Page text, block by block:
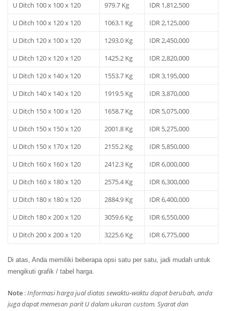
U Ditch 100 x 100 x 120
979.7 Kg
IDR 1,812,500
U Ditch 100 x 120 x 120
1063.1 Kg
IDR 2,125,000
U Ditch 120 x 100 x 120
1293.0 Kg
IDR 2,450,000
U Ditch 120 x 120 x 120
1425.2 Kg
IDR 2,820,000
U Ditch 120 x 140 x 120
1553.7 Kg
IDR 3,195,000
U Ditch 140 x 140 x 120
1919.5 Kg
IDR 3,870,000
U Ditch 150 x 100 x 120
1658.7 Kg
IDR 5,075,000
U Ditch 150 x 150 x 120
2001.8 Kg
IDR 5,275,000
U Ditch 150 x 170 x 120
2155.2 Kg
IDR 5,850,000
U Ditch 160 x 160 x 120
2412.3 Kg
IDR 6,000,000
U Ditch 160 x 180 x 120
2575.4 Kg
IDR 6,300,000
U Ditch 180 x 180 x 120
2884.9 Kg
IDR 6,400,000
U Ditch 180 x 200 x 120
3059.6 Kg
IDR 6,550,000
U Ditch 200 x 200 x 120
3225.6 Kg IDR 6,775,000
Di atas, Anda memiliki beberapa opsi satu per satu, jadi mudah untuk
mengikuti grafik / tabel harga.
Note :Informasi harga jual diatas sewaktu-waktu dapat berubah, anda
juga dapat memesan parit U dalam ukuran custom. Syarat dan